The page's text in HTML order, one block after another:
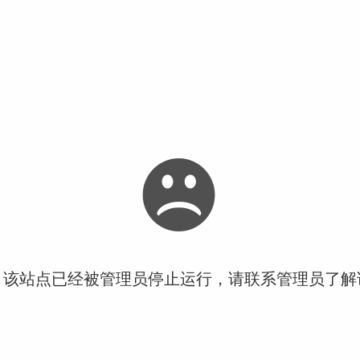
站点已经被管理员停止运行，请联系管理员了